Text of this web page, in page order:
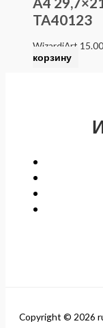
TA40123
WizardiArt 15.00
корзину
Copyright © 2026